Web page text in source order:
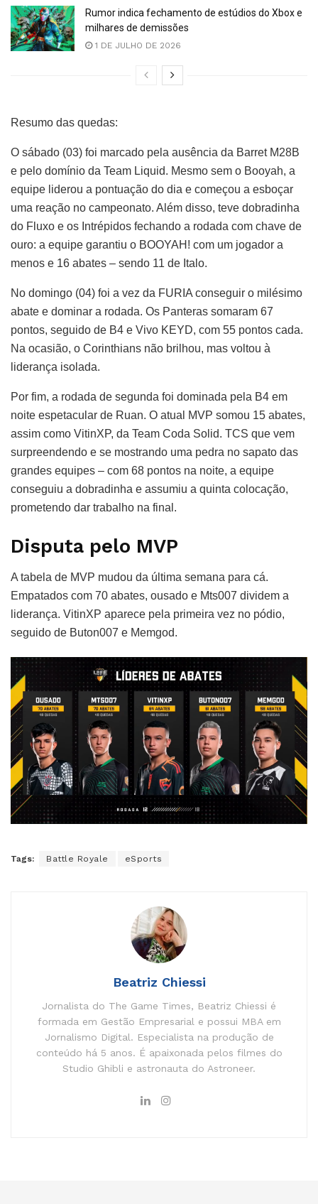
Rumor indica fechamento de estúdios do Xbox e
milhares de demissões
1 DE JULHO DE 2026
Resumo das quedas:
O sábado (03) foi marcado pela ausência da Barret M28B
e pelo domínio da Team Liquid. Mesmo sem o Booyah, a
equipe liderou a pontuação do dia e começou a esboçar
uma reação no campeonato. Além disso, teve dobradinha
do Fluxo e os Intrépidos fechando a rodada com chave de
ouro: a equipe garantiu o BOOYAH! com um jogador a
menos e 16 abates – sendo 11 de Italo.
No domingo (04) foi a vez da FURIA conseguir o milésimo
abate e dominar a rodada. Os Panteras somaram 67
pontos, seguido de B4 e Vivo KEYD, com 55 pontos cada.
Na ocasião, o Corinthians não brilhou, mas voltou à
liderança isolada.
Por fim, a rodada de segunda foi dominada pela B4 em
noite espetacular de Ruan. O atual MVP somou 15 abates,
assim como VitinXP, da Team Coda Solid. TCS que vem
surpreendendo e se mostrando uma pedra no sapato das
grandes equipes – com 68 pontos na noite, a equipe
conseguiu a dobradinha e assumiu a quinta colocação,
prometendo dar trabalho na final.
Disputa pelo MVP
A tabela de MVP mudou da última semana para cá.
Empatados com 70 abates, ousado e Mts007 dividem a
liderança. VitinXP aparece pela primeira vez no pódio,
seguido de Buton007 e Memgod.
Tags: Battle Royale eSports
Beatriz Chiessi
Jornalista do The Game Times, Beatriz Chiessi é
formada em Gestão Empresarial e possui MBA em
Jornalismo Digital. Especialista na produção de
conteúdo há 5 anos. É apaixonada pelos filmes do
Studio Ghibli e astronauta do Astroneer.